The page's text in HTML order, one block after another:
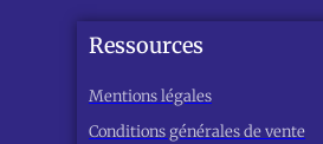
Ressources
Mentions légales
Conditions générales de vente